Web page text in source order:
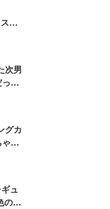
持
次男
グカ
ん
ュ
のバ